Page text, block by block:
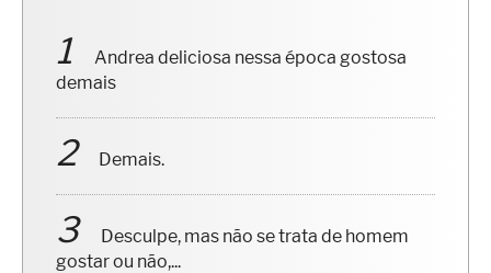
Andrea deliciosa nessa época gostosa
demais
Demais.
Desculpe, mas não se trata de homem
gostar ou não,...